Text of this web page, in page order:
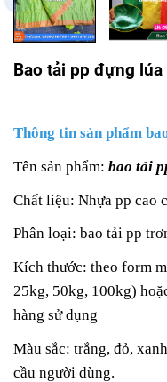
Bao tải pp đựng
Thông tin sản phẩm
Tên sản phẩm: bao tải
Chất liệu: Nhựa pp cao
Phân loại: bao tải pp
Kích thước: theo form
25kg, 50kg, 100kg)
hàng sử dụng
Màu sắc: trắng, đỏ,
cầu người dùng.